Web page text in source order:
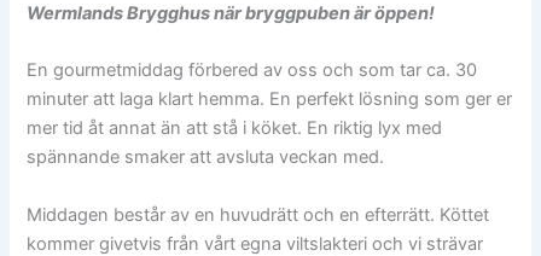
Wermlands Brygghus när bryggpuben är öppen!
En gourmetmiddag förbered av oss och som tar ca. 30
minuter att laga klart hemma. En perfekt lösning som ger er
mer tid åt annat än att stå i köket. En riktig lyx med
spännande smaker att avsluta veckan med.
Middagen består av en huvudrätt och en efterrätt. Köttet
kommer givetvis från vårt egna viltslakteri och vi strävar